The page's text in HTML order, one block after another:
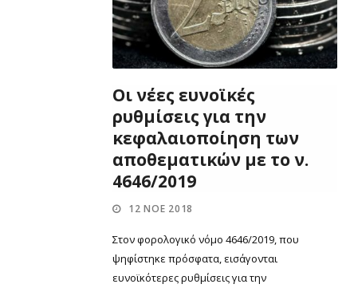
Οι νέες ευνοϊκές
ρυθμίσεις για την
κεφαλαιοποίηση των
αποθεματικών με το ν.
4646/2019
12 ΝΟΈ 2018
Στον φορολογικό νόμο 4646/2019, που
ψηφίστηκε πρόσφατα, εισάγονται
ευνοϊκότερες ρυθμίσεις για την